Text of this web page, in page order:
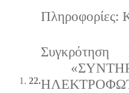
Πληροφορίες:
22.